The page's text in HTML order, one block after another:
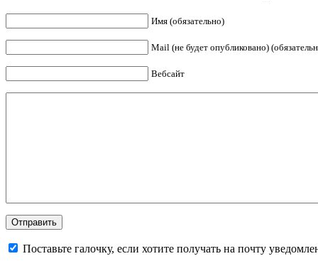
Имя (обязательно)
Mail (не будет опубликовано)
Вебсайт
Поставьте галочку, если хотите получать на почту